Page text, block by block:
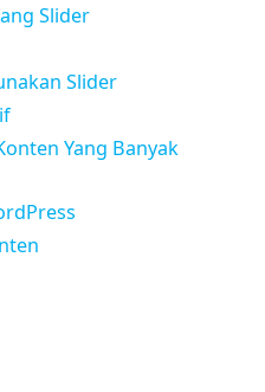
Slider
Slider
Yang Banyak